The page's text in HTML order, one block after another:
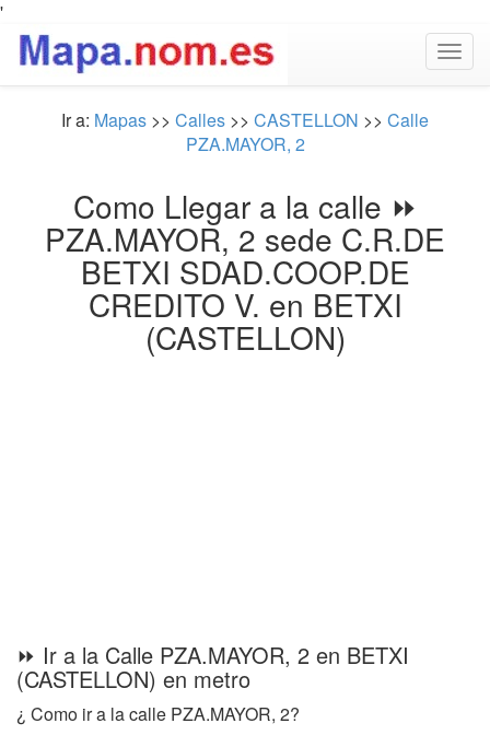
'
Ir a: Mapas >> Calles >> CASTELLON >> Calle
PZA.MAYOR, 2
Como Llegar a la calle ⏩
PZA.MAYOR, 2 sede C.R.DE
BETXI SDAD.COOP.DE
CREDITO V. en BETXI
(CASTELLON)
⏩ Ir a la Calle PZA.MAYOR, 2 en BETXI
(CASTELLON) en metro
¿ Como ir a la calle PZA.MAYOR, 2?